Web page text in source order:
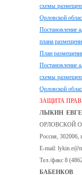
схемы
Орловской
Постановление
плана
План
Постановление
схемы
Орловской
ЗАЩИТА
ЛЫКИН
ОРЛОВСКОЙ
Россия, 302006,
E-mail:
Тел./факс 8
БАБЕНКОВ